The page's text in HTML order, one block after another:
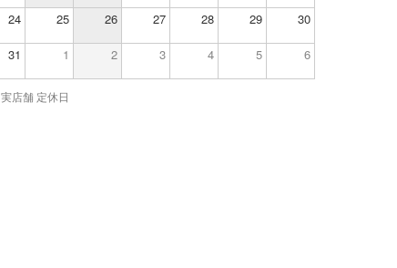
24 25 26 27 28 29 30
31 1 2 3 4 5 6
実店舗 定休日